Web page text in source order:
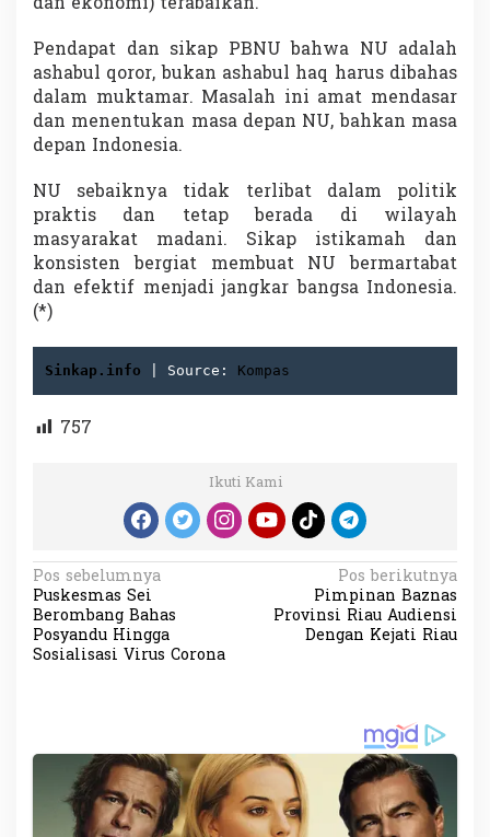
Pendapat dan sikap PBNU bahwa NU adalah
ashabul qoror, bukan ashabul haq harus dibahas
dalam muktamar. Masalah ini amat mendasar
dan menentukan masa depan NU, bahkan masa
depan Indonesia.
NU sebaiknya tidak terlibat dalam politik
praktis dan tetap berada di wilayah
masyarakat madani. Sikap istikamah dan
konsisten bergiat membuat NU bermartabat
dan efektif menjadi jangkar bangsa Indonesia.
(*)
Sinkap.info | Source: Kompas
757
Ikuti Kami
N
a
v
s
Pos sebelumnya
Puskesmas Sei
Berombang Bahas
Posyandu Hingga
Sosialisasi Virus Corona
Pos berikutnya
Pimpinan Baznas
Provinsi Riau Audiensi
Dengan Kejati Riau